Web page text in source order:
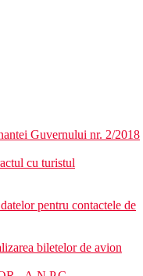
Guvernului nr. 2/2018
cu turistul
pentru contactele de
biletelor de avion